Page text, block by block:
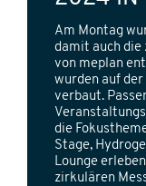
Am Montag
damit auch die
von meplan
wurden auf der
verbaut.
die
Stage,
Lounge
zirkulären